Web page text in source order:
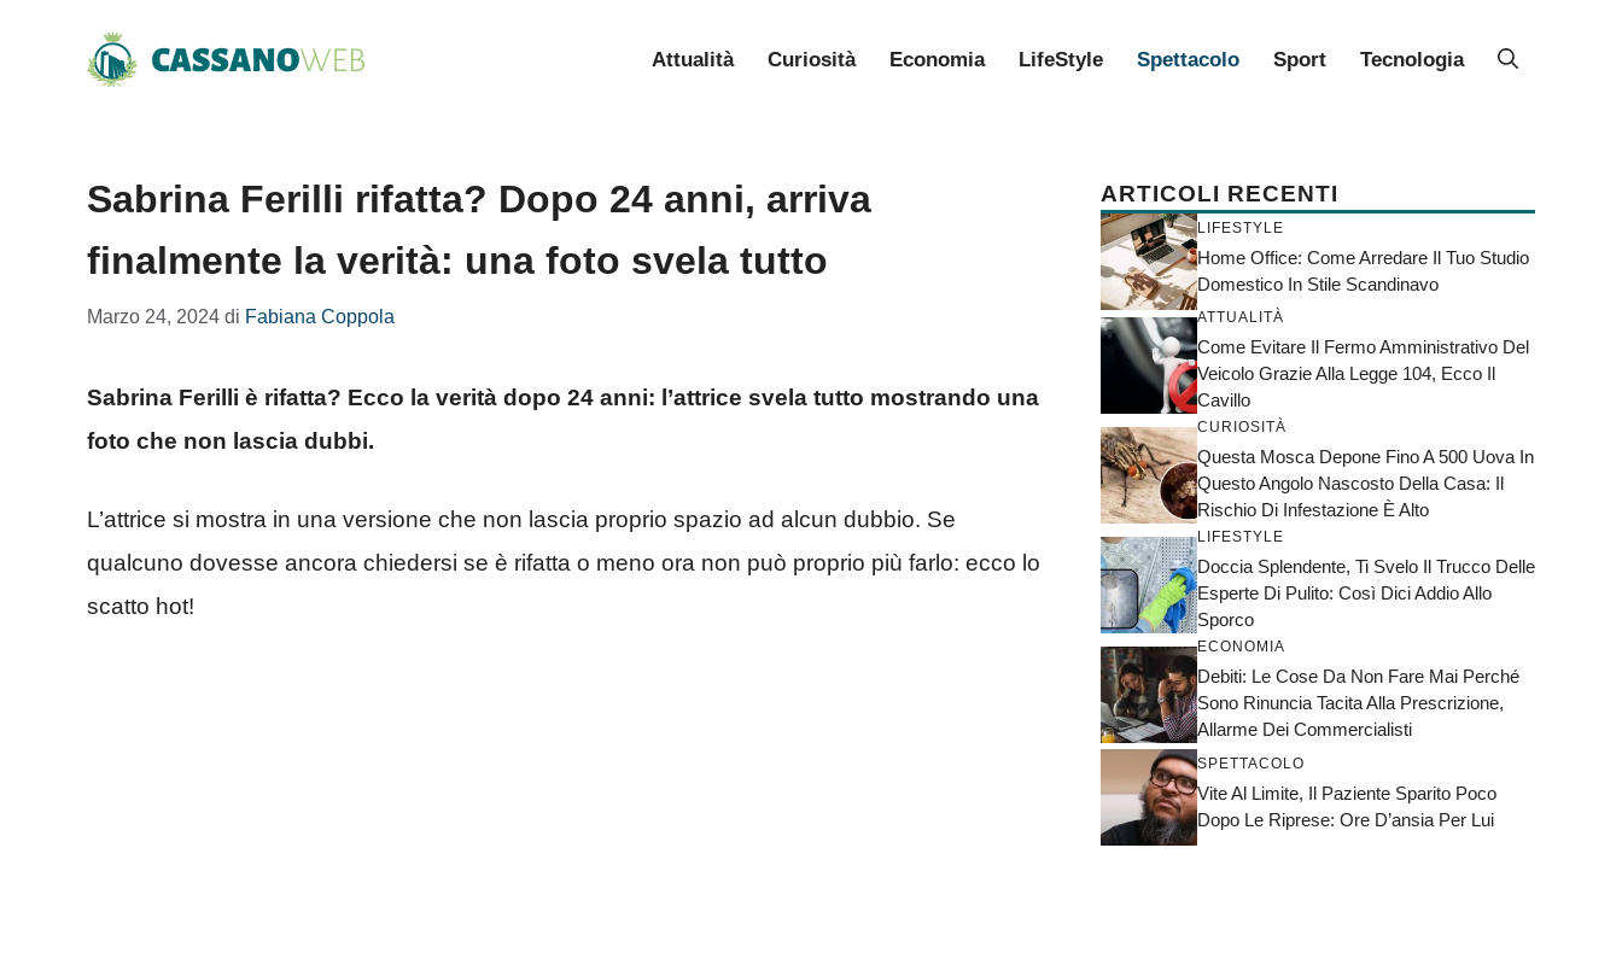
Attualità Curiosità Economia LifeStyle Spettacolo Sport Tecnologia
Sabrina Ferilli rifatta? Dopo 24 anni, arriva
finalmente la verità: una foto svela tutto
Marzo 24, 2024 di Fabiana Coppola
Sabrina Ferilli è rifatta? Ecco la verità dopo 24 anni: l’attrice svela tutto mostrando una
foto che non lascia dubbi.
L’attrice si mostra in una versione che non lascia proprio spazio ad alcun dubbio. Se
qualcuno dovesse ancora chiedersi se è rifatta o meno ora non può proprio più farlo: ecco lo
scatto hot!
ARTICOLI RECENTI
LIFESTYLE
Home Office: Come Arredare Il Tuo Studio
Domestico In Stile Scandinavo
ATTUALITÀ
Come Evitare Il Fermo Amministrativo Del
Veicolo Grazie Alla Legge 104, Ecco Il
Cavillo
CURIOSITÀ
Questa Mosca Depone Fino A 500 Uova In
Questo Angolo Nascosto Della Casa: Il
Rischio Di Infestazione È Alto
LIFESTYLE
Doccia Splendente, Ti Svelo Il Trucco Delle
Esperte Di Pulito: Così Dici Addio Allo
Sporco
ECONOMIA
Debiti: Le Cose Da Non Fare Mai Perché
Sono Rinuncia Tacita Alla Prescrizione,
Allarme Dei Commercialisti
SPETTACOLO
Vite Al Limite, Il Paziente Sparito Poco
Dopo Le Riprese: Ore D’ansia Per Lui